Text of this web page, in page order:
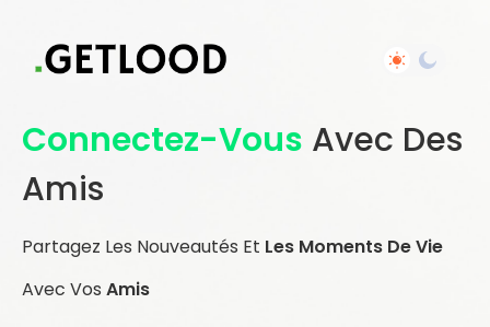
Connectez-Vous Avec Des
Amis
Partagez Les Nouveautés Et Les Moments De Vie
Avec Vos Amis